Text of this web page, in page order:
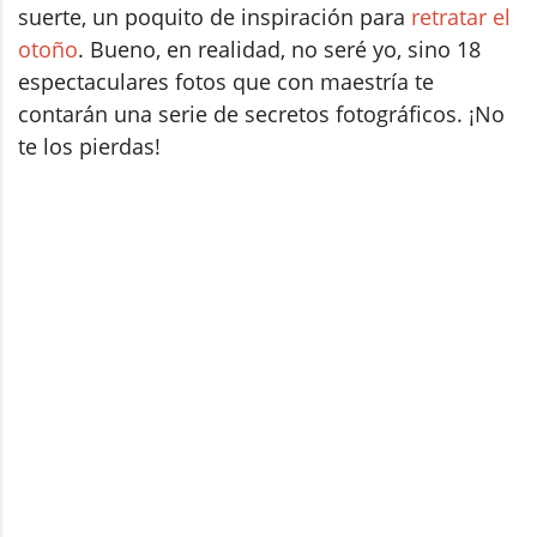
suerte, un poquito de inspiración para retratar el
otoño. Bueno, en realidad, no seré yo, sino 18
espectaculares fotos que con maestría te
contarán una serie de secretos fotográficos. ¡No
te los pierdas!